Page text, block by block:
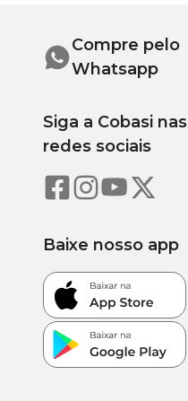
Compre pelo
Whatsapp
Siga a Cobasi nas
redes sociais
Baixe nosso app